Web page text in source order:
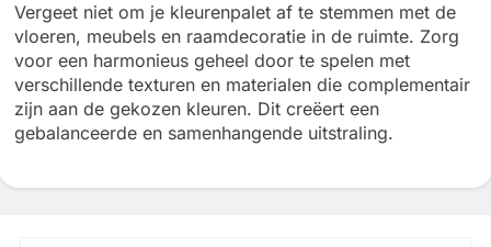
Vergeet niet om je kleurenpalet af te stemmen met de
vloeren, meubels en raamdecoratie in de ruimte. Zorg
voor een harmonieus geheel door te spelen met
verschillende texturen en materialen die complementair
zijn aan de gekozen kleuren. Dit creëert een
gebalanceerde en samenhangende uitstraling.